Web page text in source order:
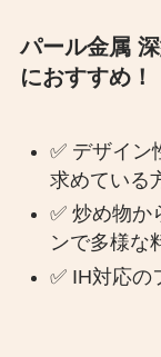
パール金属
におすすめ！
✅ デザイン
求めている
✅ 炒め物か
ンで多様な
✅ IH対応の